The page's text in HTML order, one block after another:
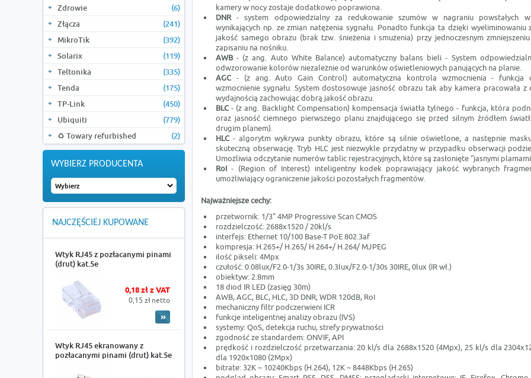
Zdrowie
(6)
Złącza
(241)
MikroTik
(392)
Solarix
(119)
Teltonika
(335)
Tenda
(175)
TP-Link
(450)
Ubiquiti
(779)
♻️ Towary refurbished
(2)
WYBIERZ PRODUCENTA
NAJCZĘŚCIEJ KUPOWANE
Wtyk RJ45 z pozłacanymi pinami
(drut) kat.5e
0,18 zł z VAT
0,15 zł netto
Wtyk RJ45 ekranowany z
pozłacanymi pinami (drut) kat.5e
kamery w nocy zostaje dodatkowo poprawiona.
DNR - system odpowiedzialny za redukowanie szumów w nagraniu powstałych w
wynikających np. ze zmian natężenia sygnału. Ponadto funkcja ta dzięki wyeliminowaniu
jakość samego obrazu (brak tzw. śnieżenia i smużenia) przy jednoczesnym
zapisaniu na nośniku.
AWB- (z ang. Auto White Balance) automatyczny balans bieli - System
odwzorowanie kolorów niezależnie od warunków oświetleniowych panujących na planie.
AGC - (z ang. Auto Gain Control) automatyczna kontrola wzmocnienia - funkcja
wzmocnienie sygnału. System dostosowuje jasność obrazu tak aby kamera pracowała
wydajnością zachowując dobrą jakość obrazu.
BLC - (z ang. Backlight Compensation) kompensacja światła tylnego - funkcja, która
oraz jasność ciemnego pierwszego planu znajdującego się przed silnym źródłem
drugim planem).
HLC - algorytm wykrywa punkty obrazu, które są silnie oświetlone, a następnie
skuteczną obserwację. Tryb HLC jest niezwykle przydatny w przypadku obserwacji
Umożliwia odczytanie numerów tablic rejestracyjnych, które są zasłonięte "jasnymi
RoI - (Region of Interest) inteligentny kodek poprawiający jakość wybranych
umożliwiający ograniczenie jakości pozostałych fragmentów.
Najważniejsze cechy:
przetwornik: 1/3" 4MP Progressive Scan CMOS
rozdzielczość: 2688x1520 / 20kl/s
interfejs: Ethernet 10/100 Base-T PoE 802.3af
kompresja: H.265+/ H.265/ H.264+/ H.264/ MJPEG
ilość pikseli: 4Mpx
czułość: 0.08lux/F2.0-1/3s 30IRE, 0.3lux/F2.0-1/30s 30IRE, 0lux (IR wł.)
obiektyw: 2.8mm
18 diod IR LED (zasięg 30m)
AWB, AGC, BLC, HLC, 3D DNR, WDR 120dB, RoI
mechaniczny filtr podczerwieni ICR
funkcje inteligentnej analizy obrazu (IVS)
systemy: QoS, detekcja ruchu, strefy prywatności
zgodność ze standardem: ONVIF, API
prędkość i rozdzielczość przetwarzania: 20 kl/s dla 2688x1520 (4Mpx), 25 kl/s dla
dla 1920x1080 (2Mpx)
bitrate: 32K ~ 10240Kbps (H.264), 12K ~ 8448Kbps (H.265)